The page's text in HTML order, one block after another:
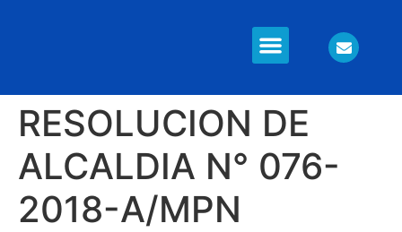
RESOLUCION DE
ALCALDIA N° 076-
2018-A/MPN